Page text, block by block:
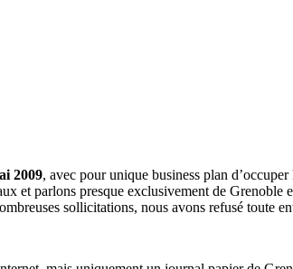
2009, avec pour unique business plan
et parlons presque exclusivement de
sollicitations, nous avons refusé toute